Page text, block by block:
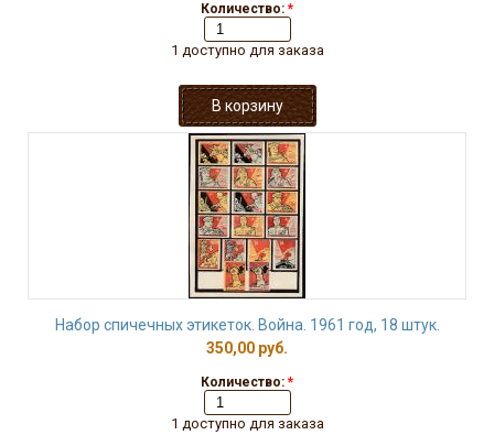
Количество: *
1 доступно для заказа
Набор спичечных этикеток. Война. 1961 год, 18 штук.
350,00 руб.
Количество: *
1 доступно для заказа